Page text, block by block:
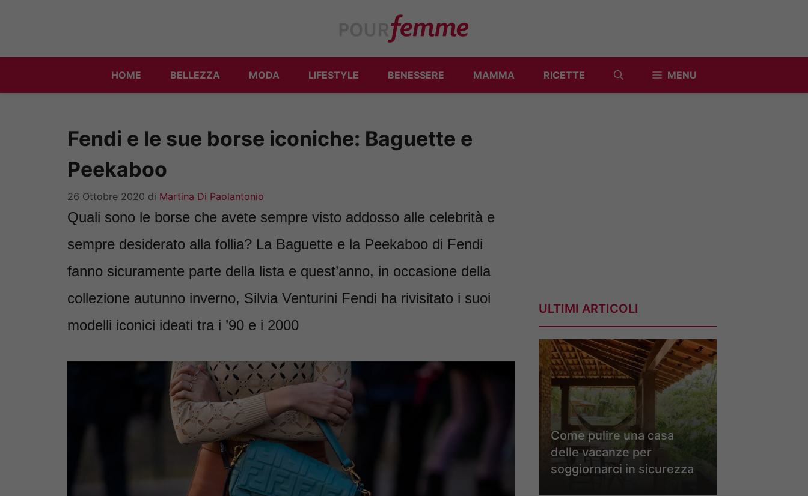
HOME BELLEZZA MODA LIFESTYLE BENESSERE MAMMA RICETTE MENU
Fendi e le sue borse iconiche: Baguette e
Peekaboo
26 Ottobre 2020 di Martina Di Paolantonio
Quali sono le borse che avete sempre visto addosso alle celebrità e
sempre desiderato alla follia? La Baguette e la Peekaboo di Fendi
fanno sicuramente parte della lista e quest’anno, in occasione della
collezione autunno inverno, Silvia Venturini Fendi ha rivisitato i suoi
modelli iconici ideati tra i ’90 e i 2000
ULTIMI ARTICOLI
Come pulire una casa
delle vacanze per
soggiornarci in sicurezza